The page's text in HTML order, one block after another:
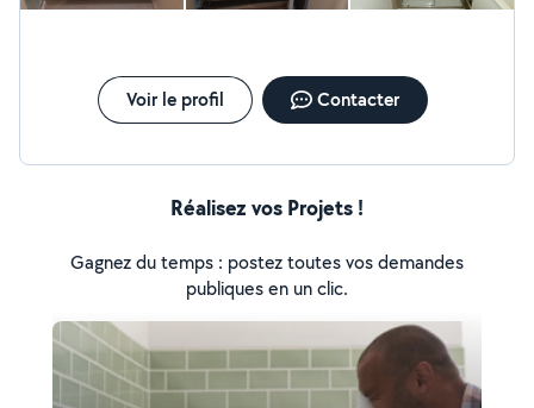
Voir le profil Contacter
Réalisez vos Projets !
Gagnez du temps : postez toutes vos demandes
publiques en un clic.